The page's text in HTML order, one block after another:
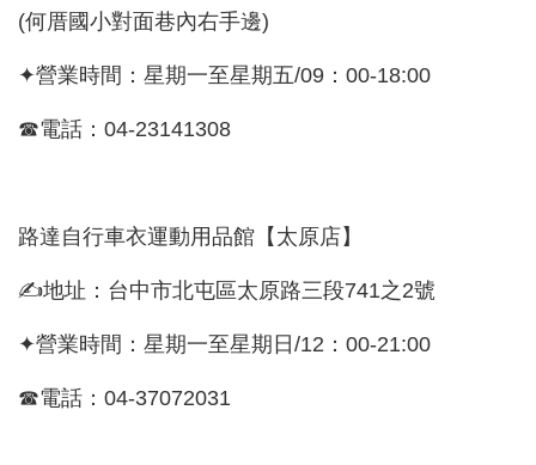
(何厝國小對面巷內右手邊)
✦營業時間：星期一至星期五/09：00-18:00
☎電話：04-23141308
路達自行車衣運動用品館【太原店】
✍地址：台中市北屯區太原路三段741之2號
✦營業時間：星期一至星期日/12：00-21:00
☎電話：04-37072031